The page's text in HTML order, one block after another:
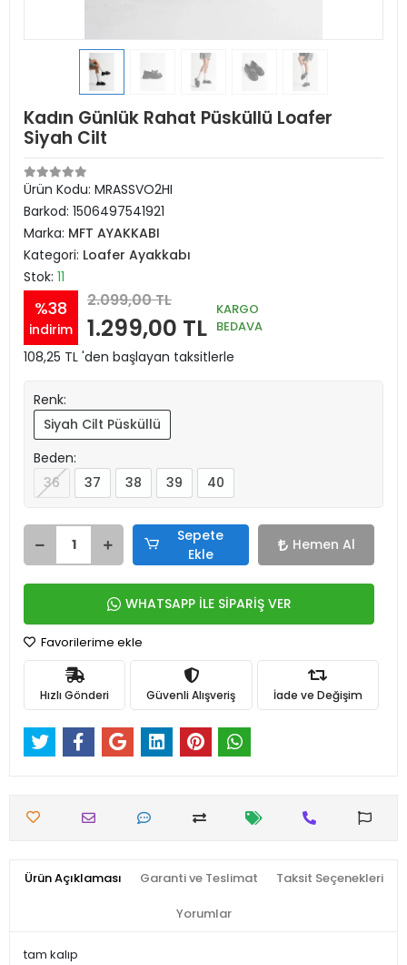
Kadın Günlük Rahat Püsküllü Loafer
Siyah Cilt
Ürün Kodu: MRASSVO2HI
Barkod: 1506497541921
Marka: MFT AYAKKABI
Kategori: Loafer Ayakkabı
Stok: 11
%38
indirim
2.099,00 TL
1.299,00 TL
KARGO
BEDAVA
108,25 TL 'den başlayan taksitlerle
Renk:
Siyah Cilt Püsküllü
Beden:
36
37 38 39 40
Sepete
Ekle
Hemen Al
WHATSAPP İLE SİPARİŞ VER
Favorilerime ekle
Hızlı Gönderi Güvenli Alışveriş İade ve Değişim
Ürün Açıklaması Garanti ve Teslimat Taksit Seçenekleri
Yorumlar
tam kalıp